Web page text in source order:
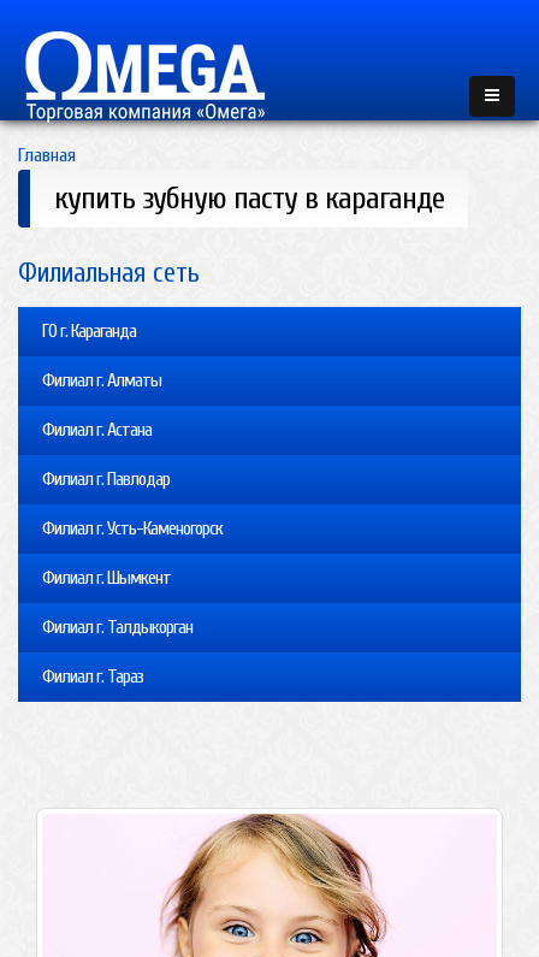
Главная
купить зубную пасту в караганде
Филиальная сеть
ГО г. Караганда
Филиал г. Алматы
Филиал г. Астана
Филиал г. Павлодар
Филиал г. Усть-Каменогорск
Филиал г. Шымкент
Филиал г. Талдыкорган
Филиал г. Тараз